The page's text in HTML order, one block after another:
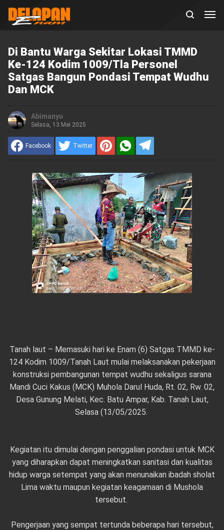
Di Bantu Warga Sekitar Lokasi TMMD
Ke-124 Kodim 1009/Tla Personel
Satgas Bangun Pondasi Tempat Wudhu
Dan MCK
Abimanyu
Selasa, 13 Mei 2025
Facebook Twitter
Tanah laut – Memasuki hari ke Enam (6) Satgas TMMD ke-
124 Kodim 1009/Tanah Laut mulai melaksanakan pekerjaan
konstruksi pembangunan tempat wudhu sekaligus sarana
Mandi Cuci Kakus (MCK) Muhola Darul Huda, Rt. 02, Rw. 02,
Desa Gunung Melati, Kec. Batu Ampar, Kab. Tanah Laut,
Selasa (13/05/2025.
Kegiatan itu dimulai dengan penggalian pondasi untuk MCK
yang diharapkan dapat meningkatkan sanitasi dan kualitas
hidup warga setempat yang akan menunaikan ibadah sholat
Lima waktu maupun kegiatan keagamaan di Mushola
tersebut.
Pengerjaan yang sempat tertunda beberapa hari tersebut,